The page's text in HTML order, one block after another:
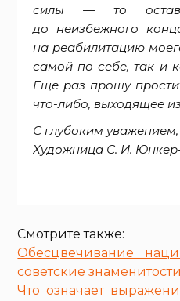
силы — то
до неизбежного
на реабилитацию
самой по себе, так и
Еще раз прошу
что-либо, выходящее
С глубоким уважением,
Художница С. И.
Смотрите также:
Обесцвечивание
советские знаменитости
Что означает